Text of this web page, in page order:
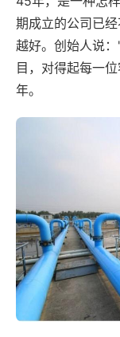
期成立的公司已
越好。创始人说
目，对得起每一
年。